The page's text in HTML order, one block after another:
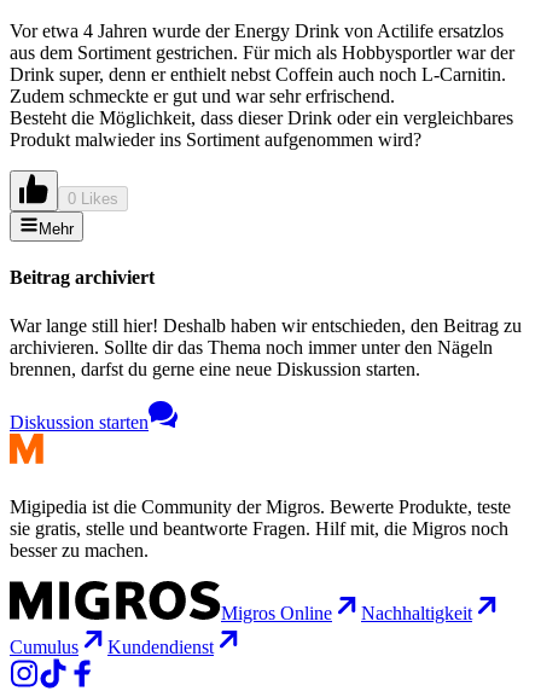
Vor etwa 4 Jahren wurde der Energy Drink von Actilife ersatzlos
aus dem Sortiment gestrichen. Für mich als Hobbysportler war der
Drink super, denn er enthielt nebst Coffein auch noch L-Carnitin.
Zudem schmeckte er gut und war sehr erfrischend.
Besteht die Möglichkeit, dass dieser Drink oder ein vergleichbares
Produkt malwieder ins Sortiment aufgenommen wird?
0 Likes
Mehr
Beitrag archiviert
War lange still hier! Deshalb haben wir entschieden, den Beitrag zu
archivieren. Sollte dir das Thema noch immer unter den Nägeln
brennen, darfst du gerne eine neue Diskussion starten.
Diskussion starten
Migipedia ist die Community der Migros. Bewerte Produkte, teste
sie gratis, stelle und beantworte Fragen. Hilf mit, die Migros noch
besser zu machen.
Migros Online
Nachhaltigkeit
Cumulus
Kundendienst